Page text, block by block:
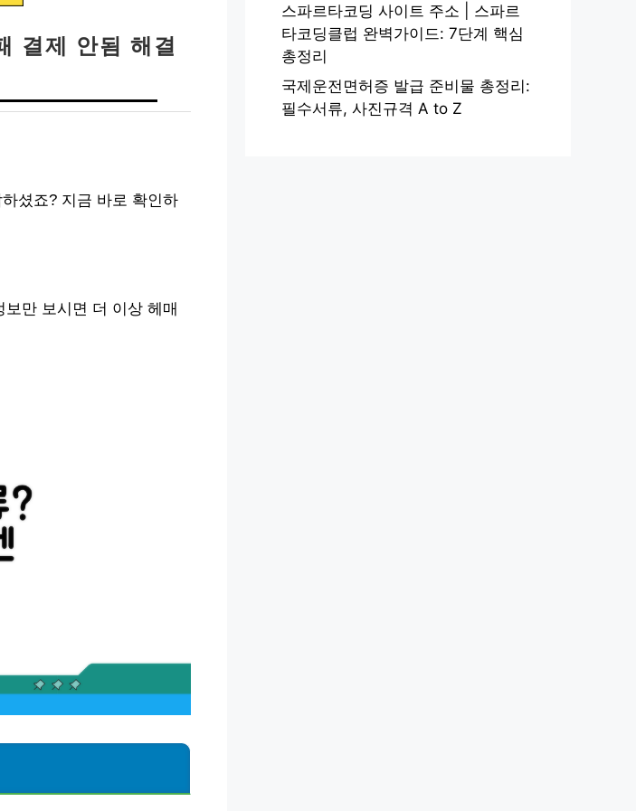
결제 안됨 해결
셨죠? 지금 바로 확인하
만 보시면 더 이상 헤매
스파르타코딩 사이트 주소 | 스파르
타코딩클럽 완벽가이드: 7단계 핵심
총정리
국제운전면허증 발급 준비물 총정리:
필수서류, 사진규격 A to Z